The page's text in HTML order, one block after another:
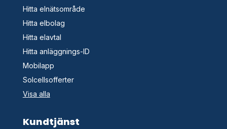
Hitta elnätsområde
Hitta elbolag
Hitta elavtal
Hitta anläggnings-ID
Mobilapp
Solcellsofferter
Visa alla
Kundtjänst